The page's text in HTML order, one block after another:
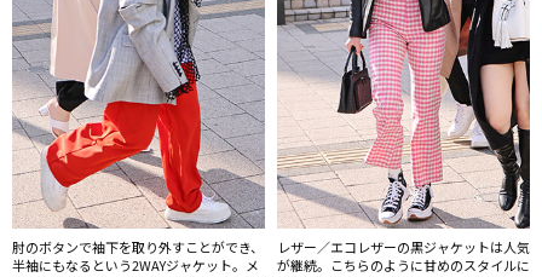
肘のボタンで袖下を取り外すことができ、
半袖にもなるという2WAYジャケット。メ
レザー／エコレザーの黒ジャケットは人気
が継続。こちらのように甘めのスタイルに